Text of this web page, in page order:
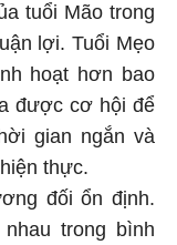
tuổi Mão trong
lợi. Tuổi Mẹo
hoạt hơn bao
được cơ hội để
gian ngắn và
thực.
đối ổn định.
trong bình